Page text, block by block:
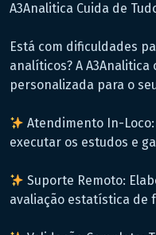
A3Analitica Cuida de
Está com dificuldades
analíticos? A
personalizada para o
Atendimento In-
executar os estudos e
Suporte Remoto:
avaliação estatística de